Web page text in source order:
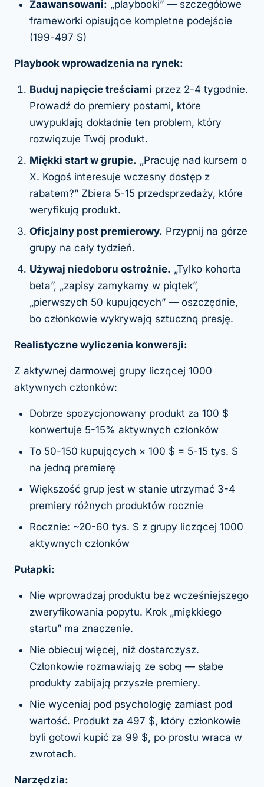
Zaawansowani: „playbooki” — szczegółowe
frameworki opisujące kompletne podejście
(199-497 $)
Playbook wprowadzenia na rynek:
Buduj napięcie treściami przez 2-4 tygodnie.
Prowadź do premiery postami, które
uwypuklają dokładnie ten problem, który
rozwiązuje Twój produkt.
Miękki start w grupie. „Pracuję nad kursem o
X. Kogoś interesuje wczesny dostęp z
rabatem?” Zbiera 5-15 przedsprzedaży, które
weryfikują produkt.
Oficjalny post premierowy. Przypnij na górze
grupy na cały tydzień.
Używaj niedoboru ostrożnie. „Tylko kohorta
beta”, „zapisy zamykamy w piątek”,
„pierwszych 50 kupujących” — oszczędnie,
bo członkowie wykrywają sztuczną presję.
Realistyczne wyliczenia konwersji:
Z aktywnej darmowej grupy liczącej 1000
aktywnych członków:
Dobrze spozycjonowany produkt za 100 $
konwertuje 5-15% aktywnych członków
To 50-150 kupujących × 100 $ = 5-15 tys. $
na jedną premierę
Większość grup jest w stanie utrzymać 3-4
premiery różnych produktów rocznie
Rocznie: ~20-60 tys. $ z grupy liczącej 1000
aktywnych członków
Pułapki:
Nie wprowadzaj produktu bez wcześniejszego
zweryfikowania popytu. Krok „miękkiego
startu” ma znaczenie.
Nie obiecuj więcej, niż dostarczysz.
Członkowie rozmawiają ze sobą — słabe
produkty zabijają przyszłe premiery.
Nie wyceniaj pod psychologię zamiast pod
wartość. Produkt za 497 $, który członkowie
byli gotowi kupić za 99 $, po prostu wraca w
zwrotach.
Narzędzia: